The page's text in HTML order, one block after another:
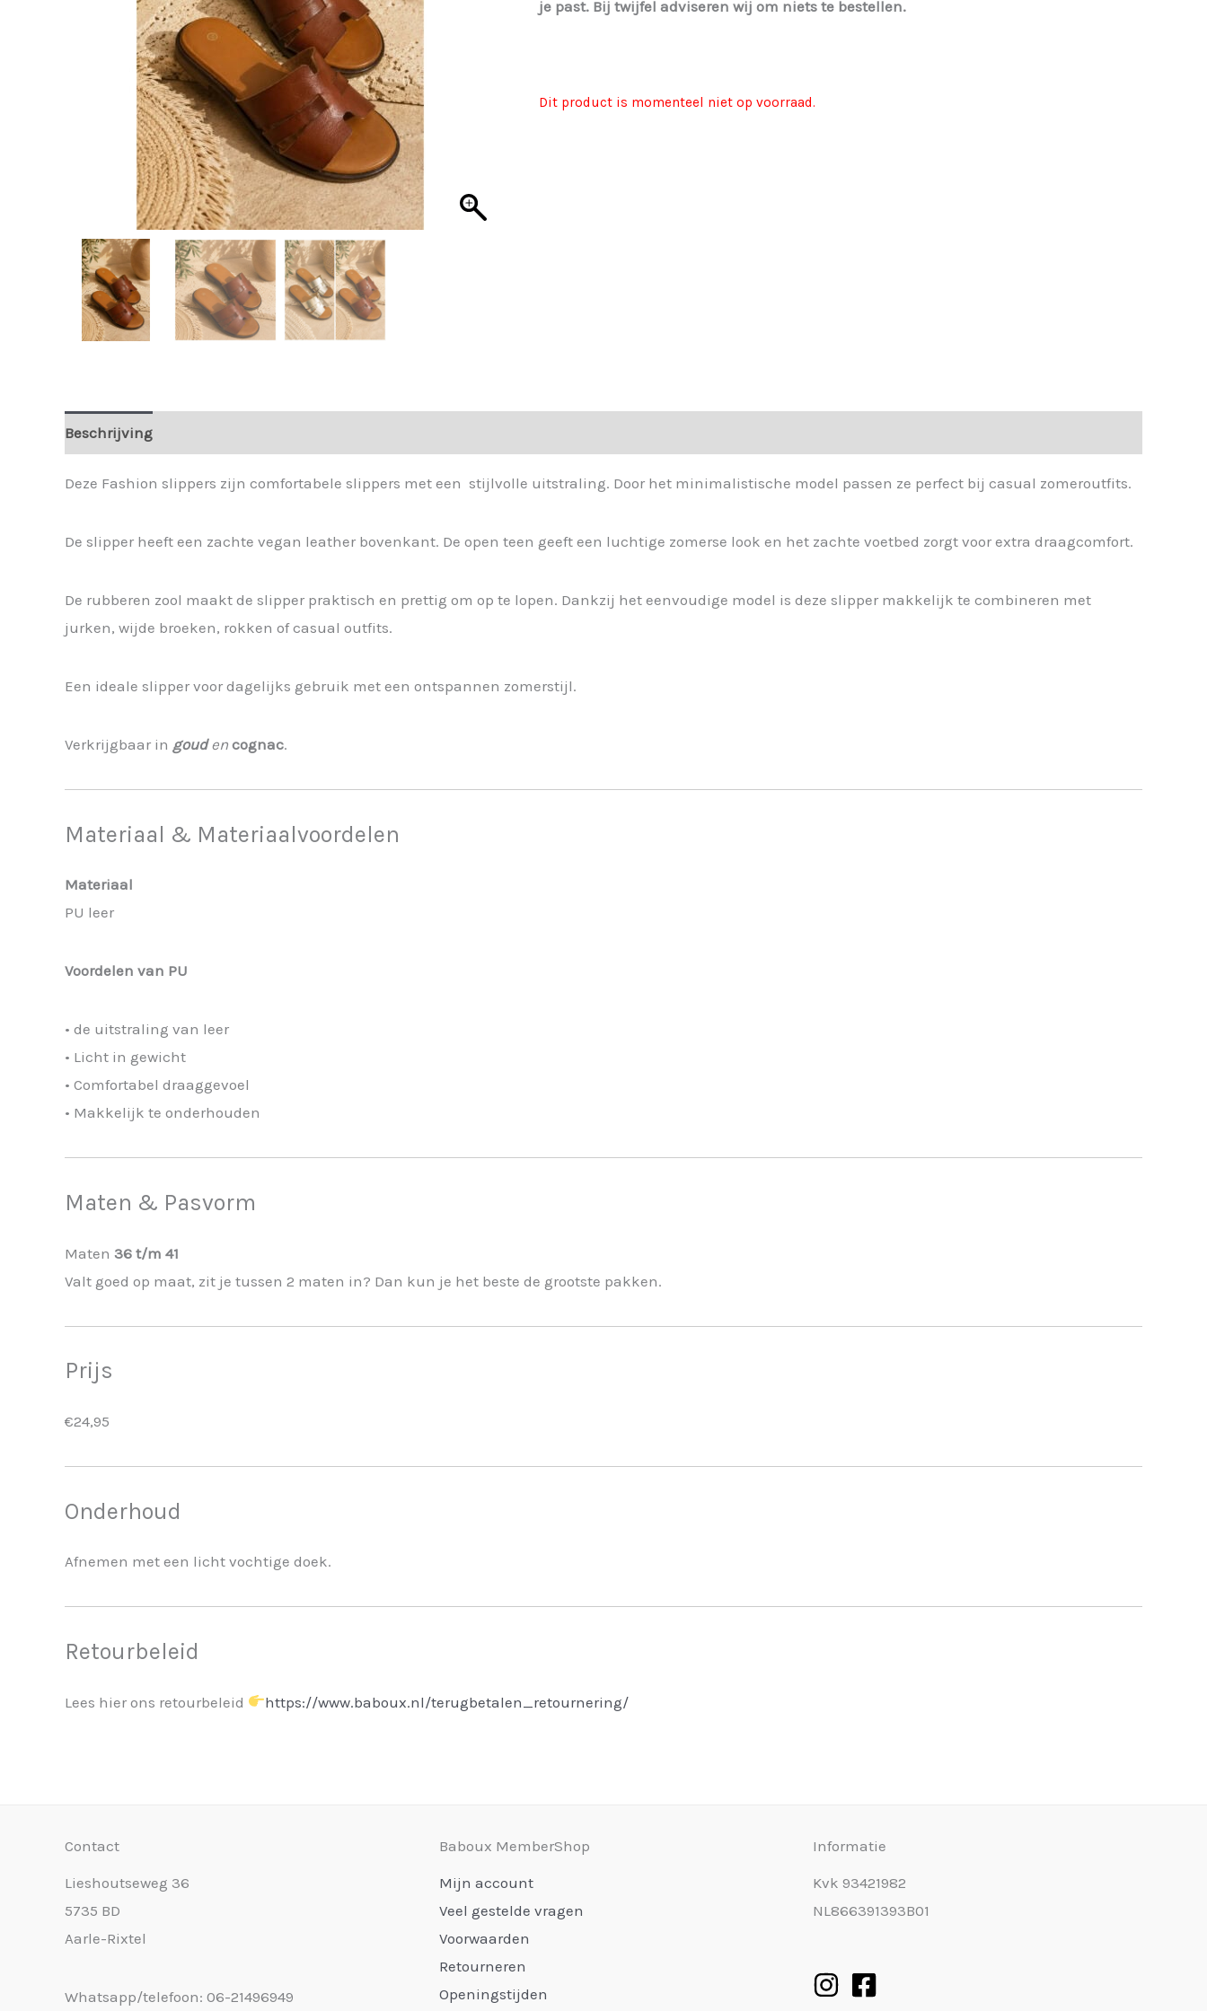
je past. Bij twijfel adviseren wij om niets te bestellen.
Dit product is momenteel niet op voorraad.
Beschrijving
Deze Fashion slippers zijn comfortabele slippers met een stijlvolle uitstraling. Door het minimalistische model passen ze perfect bij casual zomeroutfits.
De slipper heeft een zachte vegan leather bovenkant. De open teen geeft een luchtige zomerse look en het zachte voetbed zorgt voor extra draagcomfort.
De rubberen zool maakt de slipper praktisch en prettig om op te lopen. Dankzij het eenvoudige model is deze slipper makkelijk te combineren met
jurken, wijde broeken, rokken of casual outfits.
Een ideale slipper voor dagelijks gebruik met een ontspannen zomerstijl.
Verkrijgbaar in gouden cognac.
Materiaal & Materiaalvoordelen
Materiaal
PU leer
Voordelen van PU
• de uitstraling van leer
• Licht in gewicht
• Comfortabel draaggevoel
• Makkelijk te onderhouden
Maten & Pasvorm
Maten 36 t/m 41
Valt goed op maat, zit je tussen 2 maten in? Dan kun je het beste de grootste pakken.
Prijs
€24,95
Onderhoud
Afnemen met een licht vochtige doek.
Retourbeleid
Lees hier ons retourbeleid https://www.baboux.nl/terugbetalen_retournering/
Contact
Lieshoutseweg 36
5735 BD
Aarle-Rixtel
Whatsapp/telefoon: 06-21496949
Baboux MemberShop
Mijn account
Veel gestelde vragen
Voorwaarden
Retourneren
Openingstijden
Informatie
Kvk 93421982
NL866391393B01